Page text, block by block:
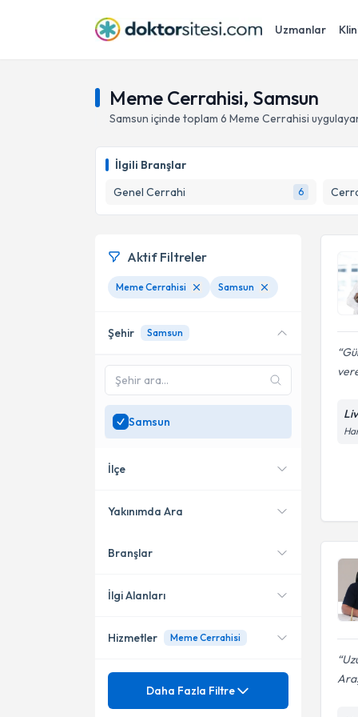
Uzmanlar
Meme Cerrahisi, Samsun
Samsun içinde toplam 6 Meme Cerrahisi
İlgili Branşlar
Genel Cerrahi
6
Aktif Filtreler
Meme Cerrahisi Samsun
Şehir Samsun
Samsun
İlçe
İlkadım
Atakum
Yakınımda Ara
Konumuma yakın uzmanları
Branşlar
Genel Cerrahi
Cerrahi Onkoloji
İlgi Alanları
Fıtık Cerrahisi
Hizmetler Meme Cerrahisi
Mezuniyet
Daha Fazla Filtre